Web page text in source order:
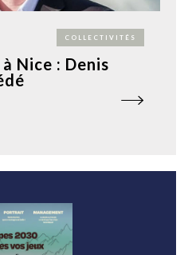
COLLECTIVITÉS
Nice : Denis